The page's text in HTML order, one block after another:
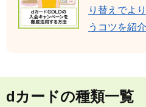
り替えでよ
うコツを紹介
dカードの種類一覧